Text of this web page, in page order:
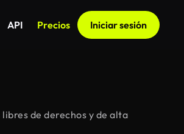
API Precios Iniciar sesión
de derechos y de alta